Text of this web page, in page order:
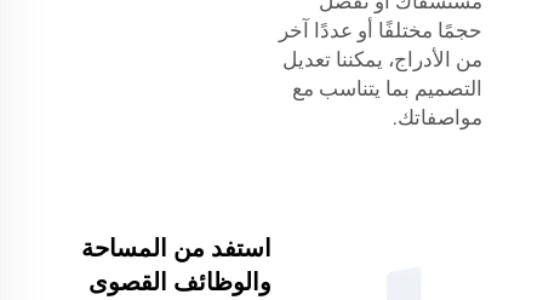
حجمًا مختلفًا أو عددًا آخر
من الأدراج، يمكننا تعديل
التصميم بما يتناسب مع
مواصفاتك.
استفد من المساحة
والوظائف القصوى